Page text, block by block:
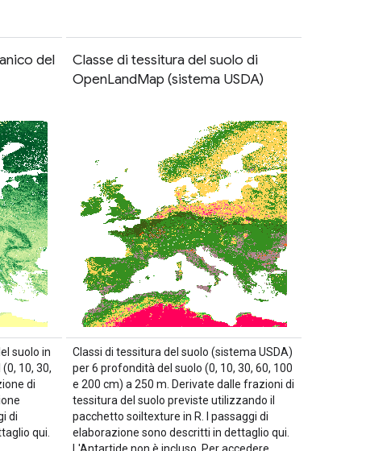
del
suolo in
10, 30,
di
di
qui.
Classe di tessitura del suolo di
OpenLandMap (sistema USDA)
Classi di tessitura del suolo (sistema USDA)
per 6 profondità del suolo (0, 10, 30, 60, 100
e 200 cm) a 250 m. Derivate dalle frazioni di
tessitura del suolo previste utilizzando il
pacchetto soiltexture in R. I passaggi di
elaborazione sono descritti in dettaglio qui.